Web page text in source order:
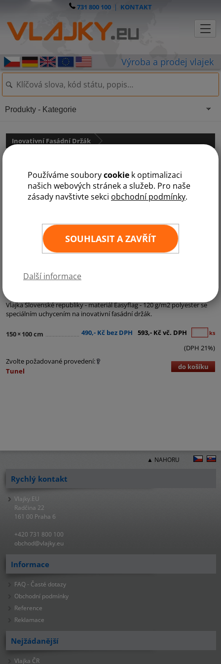
Používáme souborycookie k optimalizaci
našich webových stránek a služeb. Pro naše
zásady navštivte sekci obchodní podmínky.
SOUHLASIT A ZAVŘÍT
Další informace
731 800 100 | KONTAKT
Inovativní Fasádní Držák
fas.držák
Vlajka Slovenské republiky - materiál Easyflag - 120 g/m2 polyester se
speciálním uchycením na inovativní fasádní držák.
150× 100 cm 490,- Kč bez DPH 593,- Kč vč. DPH ks
(DPH 21%)
Zvolte požadované provedení:
Tunel
do košíku
Produkty - Kategorie
▲ NAHORU
Rychlý kontakt
Vlajky.EU
Radčina 22
161 00 Praha 6
+420 731 800 100
obchod@vlajky.eu
Informace
FAQ - Časté dotazy
Obchodní podmínky
Reference
Reklamace
Nejžádanější
Vlajka ČR